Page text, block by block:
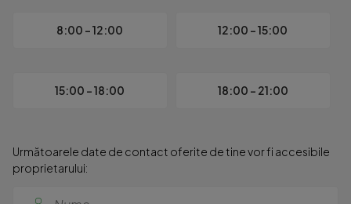
8:00 - 12:00 12:00 - 15:00
15:00 - 18:00 18:00 - 21:00
Următoarele date de contact oferite de tine vor fi accesibile
proprietarului: